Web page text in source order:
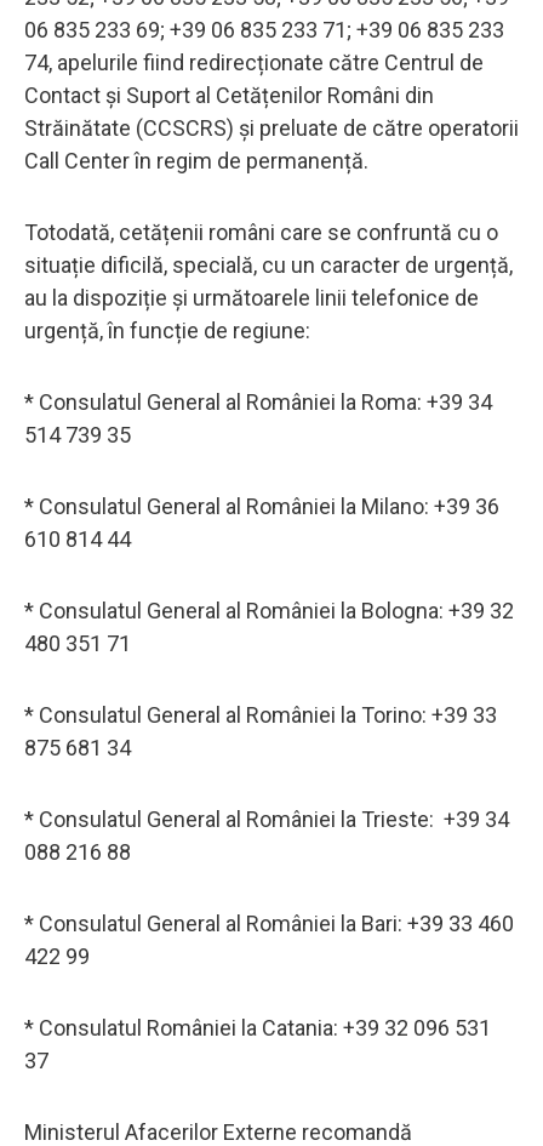
06 835 233 69; +39 06 835 233 71; +39 06 835 233
74, apelurile fiind redirecționate către Centrul de
Contact și Suport al Cetățenilor Români din
Străinătate (CCSCRS) și preluate de către operatorii
Call Center în regim de permanență.
Totodată, cetățenii români care se confruntă cu o
situație dificilă, specială, cu un caracter de urgență,
au la dispoziție și următoarele linii telefonice de
urgență, în funcție de regiune:
* Consulatul General al României la Roma: +39 34
514 739 35
* Consulatul General al României la Milano: +39 36
610 814 44
* Consulatul General al României la Bologna: +39 32
480 351 71
* Consulatul General al României la Torino: +39 33
875 681 34
* Consulatul General al României la Trieste: +39 34
088 216 88
* Consulatul General al României la Bari: +39 33 460
422 99
* Consulatul României la Catania: +39 32 096 531
37
Ministerul Afacerilor Externe recomandă